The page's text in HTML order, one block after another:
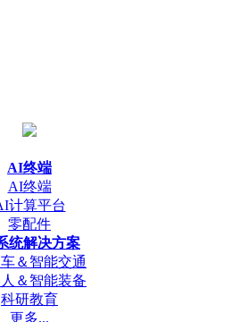
AI终端
AI终端
计算平台
零配件
统解决方案
＆智能交通
＆智能装备
科研教育
更多...